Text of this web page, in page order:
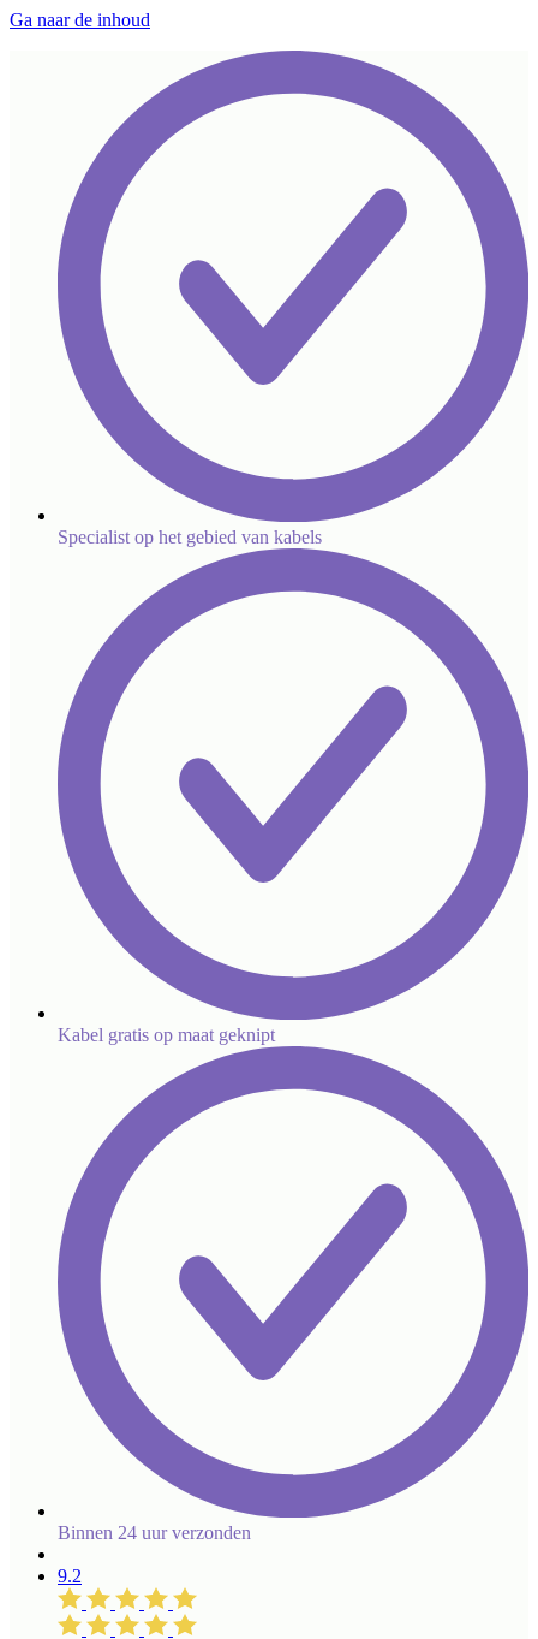
Ga naar de inhoud
Specialist op het gebied van kabels
Kabel gratis op maat geknipt
Binnen 24 uur verzonden
9.2